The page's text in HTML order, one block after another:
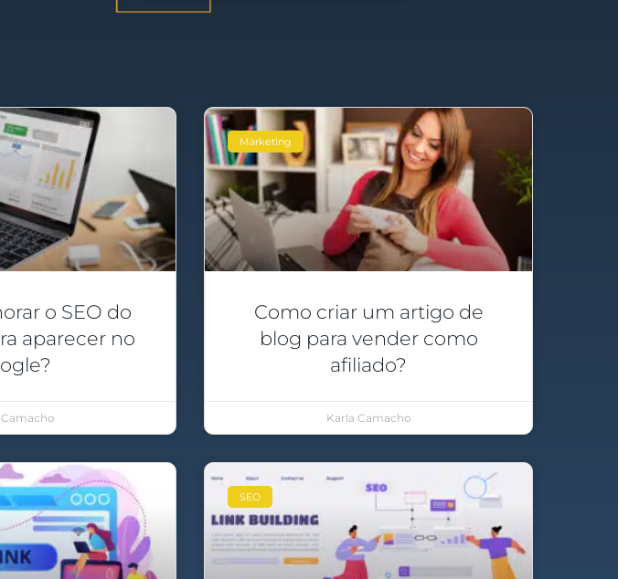
o SEO do
aparecer no
Marketing
Como criar um artigo de
blog para vender como
afiliado?
Karla Camacho
SEO